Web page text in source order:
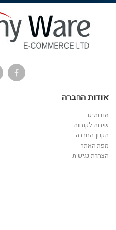
אודות החברה
אודותינו
שירות לקוחות
תקנון החברה
מפת האתר
הצהרת נגישות